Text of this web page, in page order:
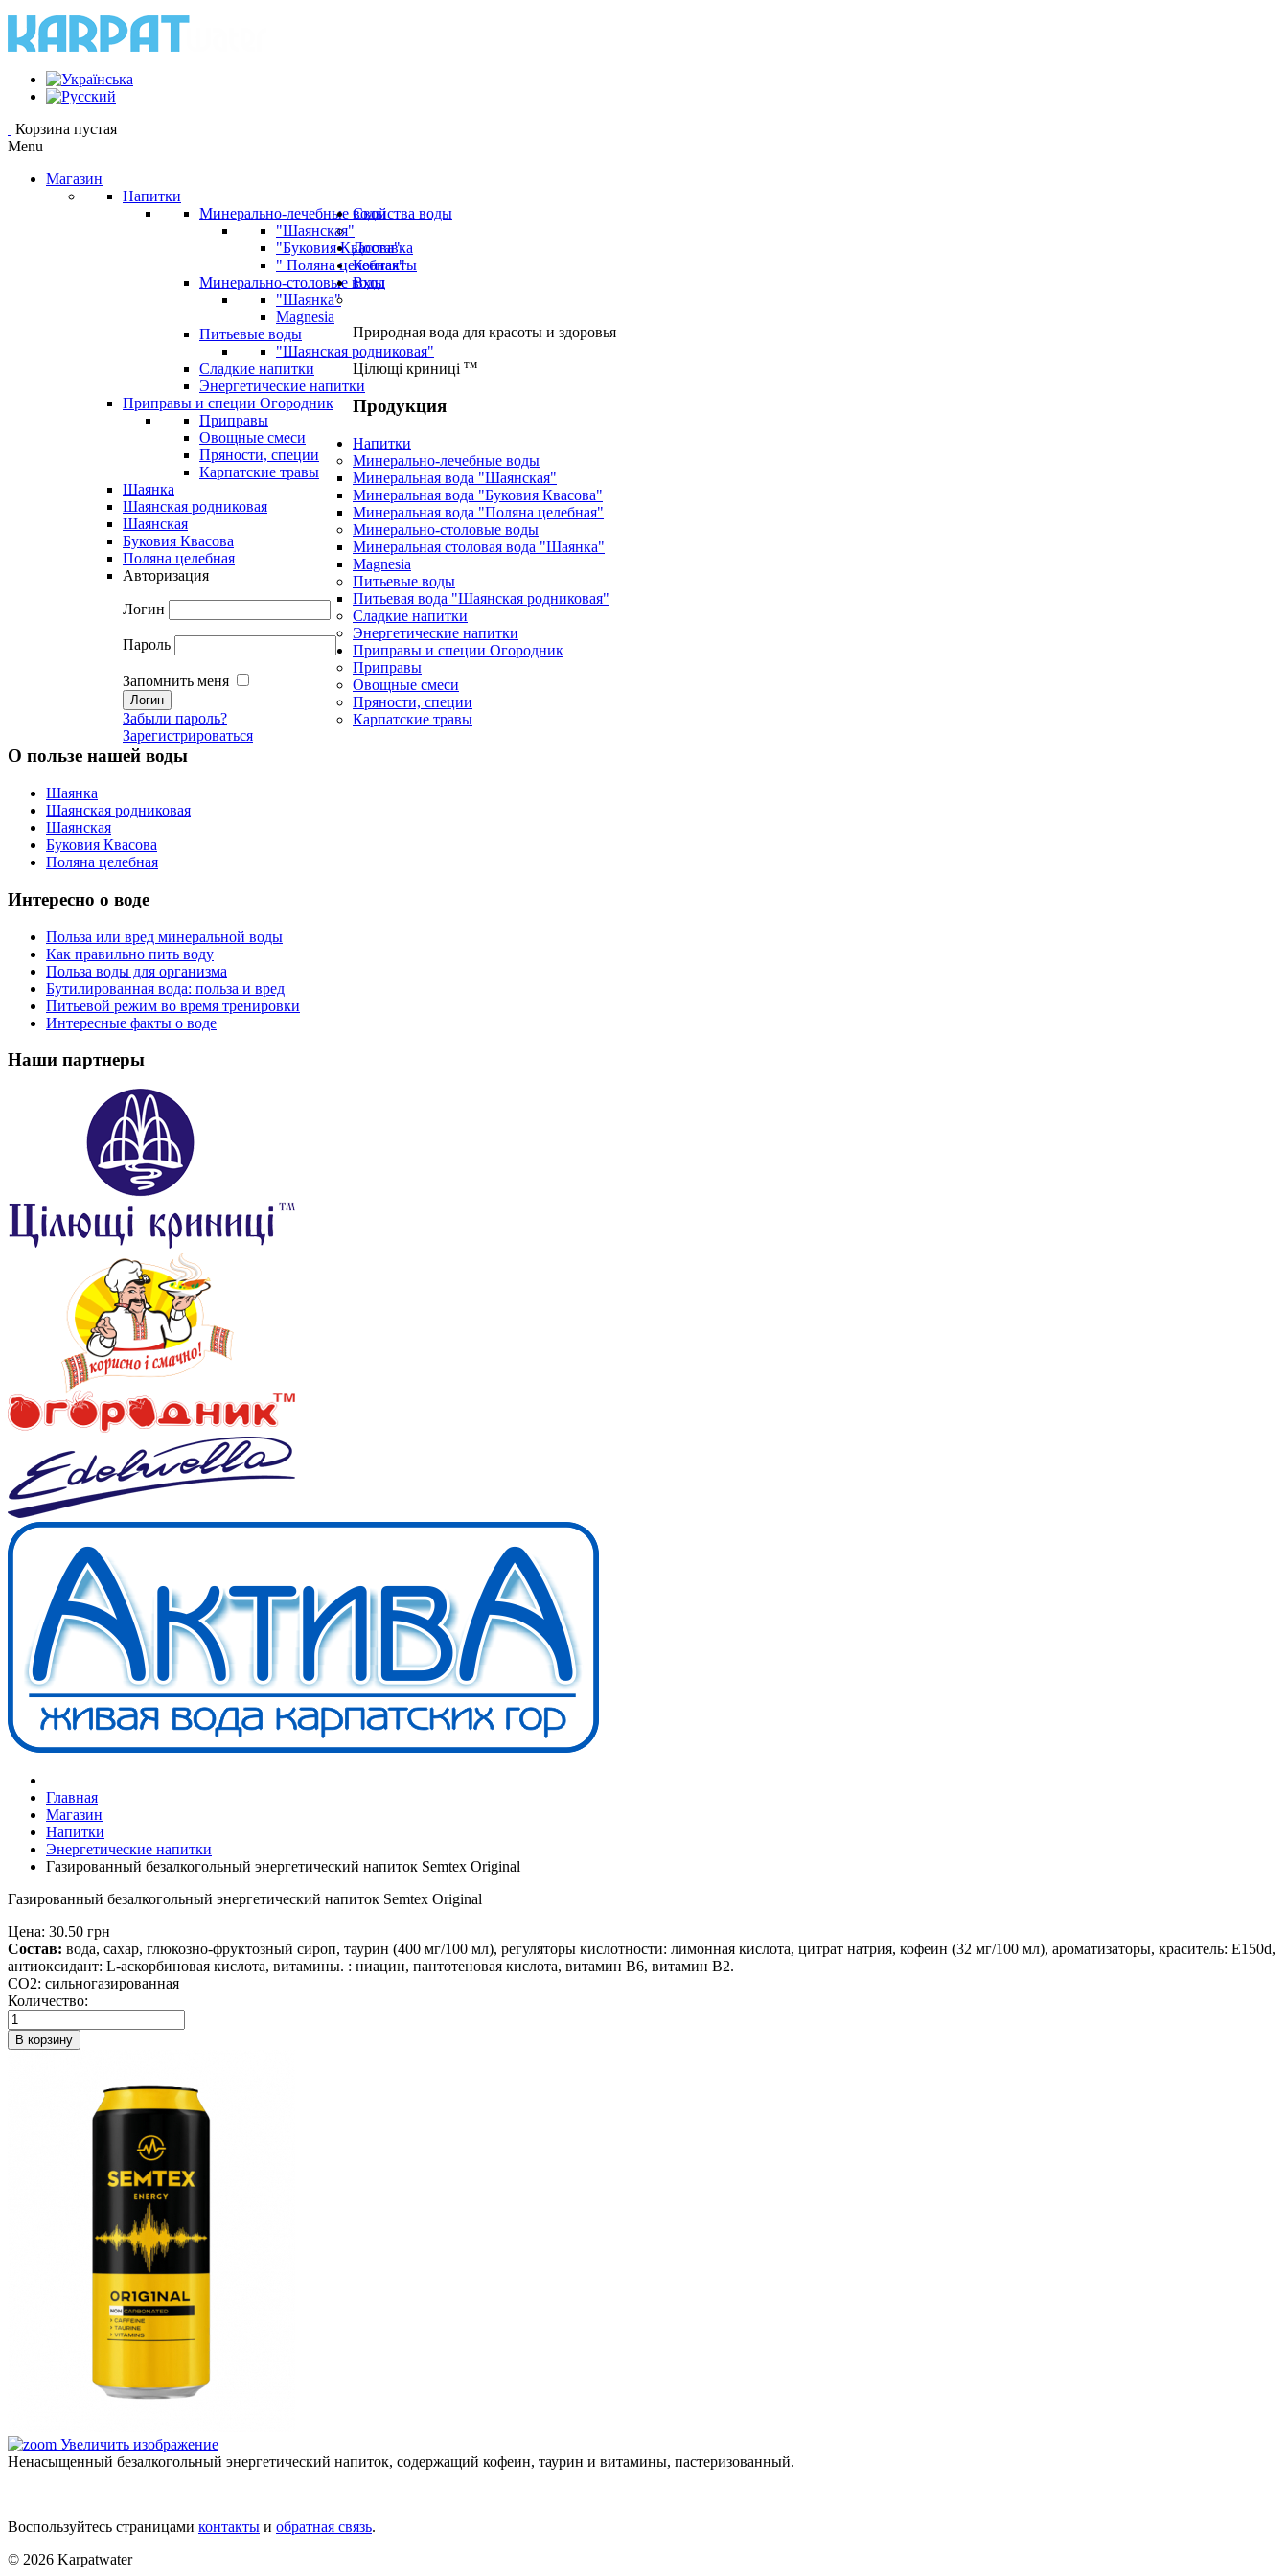
Корзина пустая
Menu
Магазин
Напитки
Минерально-лечебные воды
"Шаянская"
"Буковия Квасова"
" Поляна целебная"
Минерально-столовые воды
"Шаянка"
Magnesia
Питьевые воды
"Шаянская родниковая"
Сладкие напитки
Энергетические напитки
Приправы и специи Огородник
Приправы
Овощные смеси
Пряности, специи
Карпатские травы
Свойства воды
Шаянка
Шаянская родниковая
Шаянская
Буковия Квасова
Поляна целебная
Доставка
Контакты
Вход
Авторизация
Логин
Пароль
Запомнить меня
Забыли пароль?
Зарегистрироваться
Природная вода для красоты и здоровья
Цілющі криниці тм
Продукция
Напитки
Минерально-лечебные воды
Минеральная вода "Шаянская"
Минеральная вода "Буковия Квасова"
Минеральная вода "Поляна целебная"
Минерально-столовые воды
Минеральная столовая вода "Шаянка"
Magnesia
Питьевые воды
Питьевая вода "Шаянская родниковая"
Сладкие напитки
Энергетические напитки
Приправы и специи Огородник
Приправы
Овощные смеси
Пряности, специи
Карпатские травы
О пользе нашей воды
Шаянка
Шаянская родниковая
Шаянская
Буковия Квасова
Поляна целебная
Интересно о воде
Польза или вред минеральной воды
Как правильно пить воду
Польза воды для организма
Бутилированная вода: польза и вред
Питьевой режим во время тренировки
Интересные факты о воде
Наши партнеры
Главная
Магазин
Напитки
Энергетические напитки
Газированный безалкогольный энергетический напиток Semtex Original
Газированный безалкогольный энергетический напиток Semtex Original
Цена: 30.50 грн
Состав: вода, сахар, глюкозно-фруктозный сироп, таурин (400 мг/100 мл), регуляторы кислотности: лимонная кислота, цитрат натрия, кофеин (32 мг/100 мл), ароматизаторы, краситель: E150d,
антиоксидант: L-аскорбиновая кислота, витамины. : ниацин, пантотеновая кислота, витамин B6, витамин B2.
CO2: сильногазированная
Количество:
В корзину
Увеличить изображение
Ненасыщенный безалкогольный энергетический напиток, содержащий кофеин, таурин и витамины, пастеризованный.
Воспользуйтесь страницами контакты и обратная связь.
© 2026 Karpatwater